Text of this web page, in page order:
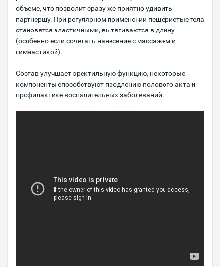
объеме, что позволит сразу же приятно удивить
партнершу. При регулярном применении пещеристые тела
становятся эластичными, вытягиваются в длину
(особенно если сочетать нанесение с массажем и
гимнастикой).
Состав улучшает эректильную функцию, некоторые
компоненты способствуют продлению полового акта и
профилактике воспалительных заболеваний.